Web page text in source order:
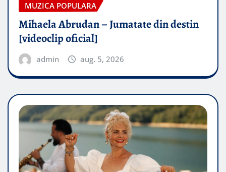
MUZICA POPULARA
Mihaela Abrudan – Jumatate din destin
[videoclip oficial]
admin aug. 5, 2026